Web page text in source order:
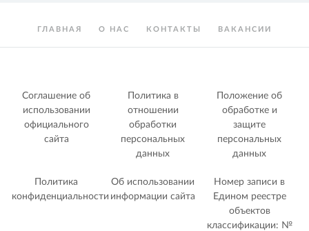
ГЛАВНАЯ О НАС КОНТАКТЫ ВАКАНСИИ
Соглашение об
использовании
официального
сайта
Политика в
отношении
обработки
персональных
данных
Положение об
обработке и
защите
персональных
данных
Политика
конфиденциальности
Об использовании
информации сайта
Номер записи в
Едином реестре
объектов
классификации: №